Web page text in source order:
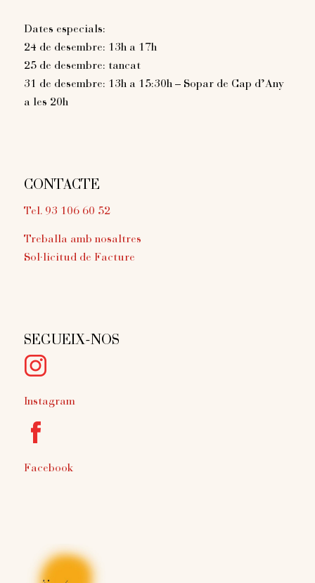
Dates especials:
24 de desembre: 13h a 17h
25 de desembre: tancat
31 de desembre: 13h a 15:30h – Sopar de Cap d’Any
a les 20h
CONTACTE
Tel. 93 106 60 52
Treballa amb nosaltres
Sol·licitud de Facture
SEGUEIX-NOS
Instagram
Facebook